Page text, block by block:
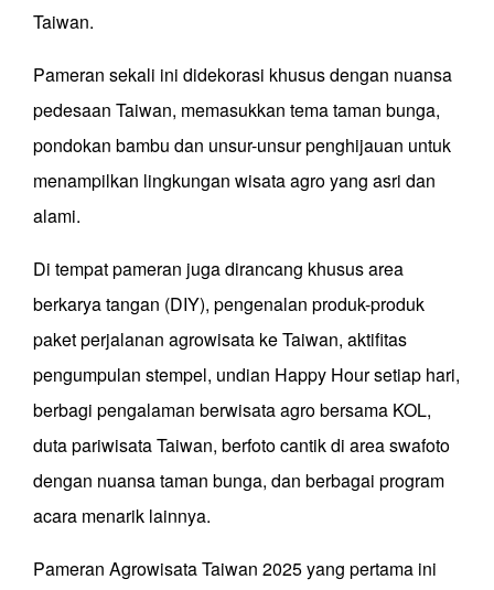
Taiwan.
Pameran sekali ini didekorasi khusus dengan nuansa
pedesaan Taiwan, memasukkan tema taman bunga,
pondokan bambu dan unsur-unsur penghijauan untuk
menampilkan lingkungan wisata agro yang asri dan
alami.
Di tempat pameran juga dirancang khusus area
berkarya tangan (DIY), pengenalan produk-produk
paket perjalanan agrowisata ke Taiwan, aktifitas
pengumpulan stempel, undian Happy Hour setiap hari,
berbagi pengalaman berwisata agro bersama KOL,
duta pariwisata Taiwan, berfoto cantik di area swafoto
dengan nuansa taman bunga, dan berbagai program
acara menarik lainnya.
Pameran Agrowisata Taiwan 2025 yang pertama ini